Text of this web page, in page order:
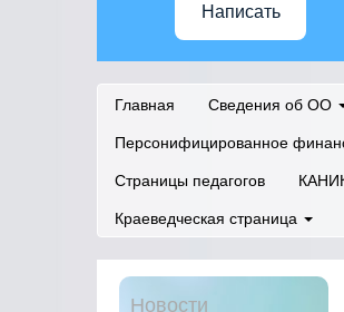
Написать
Главная Сведения об ОО
Персонифицированное
Страницы педагогов
Краеведческая страница
Новости